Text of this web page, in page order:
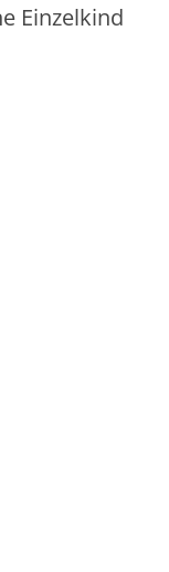
Einzelkind